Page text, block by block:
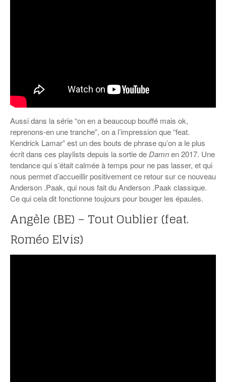
Aussi dans la série “on en a beaucoup bouffé mais ok,
reprenons-en une tranche”, on a l’impression que “feat.
Kendrick Lamar” est un des bouts de phrase qu’on a le plus
écrit dans ces playlists depuis la sortie de Damnen 2017. Une
tendance qui s’était calmée à temps pour ne pas lasser, et qui
nous permet d’accueillir positivement ce retour sur ce nouveau
Anderson .Paak, qui nous fait du Anderson .Paak classique.
Ce qui cela dit fonctionne toujours pour bouger les épaules.
Angèle (BE) – Tout Oublier (feat.
Roméo Elvis)